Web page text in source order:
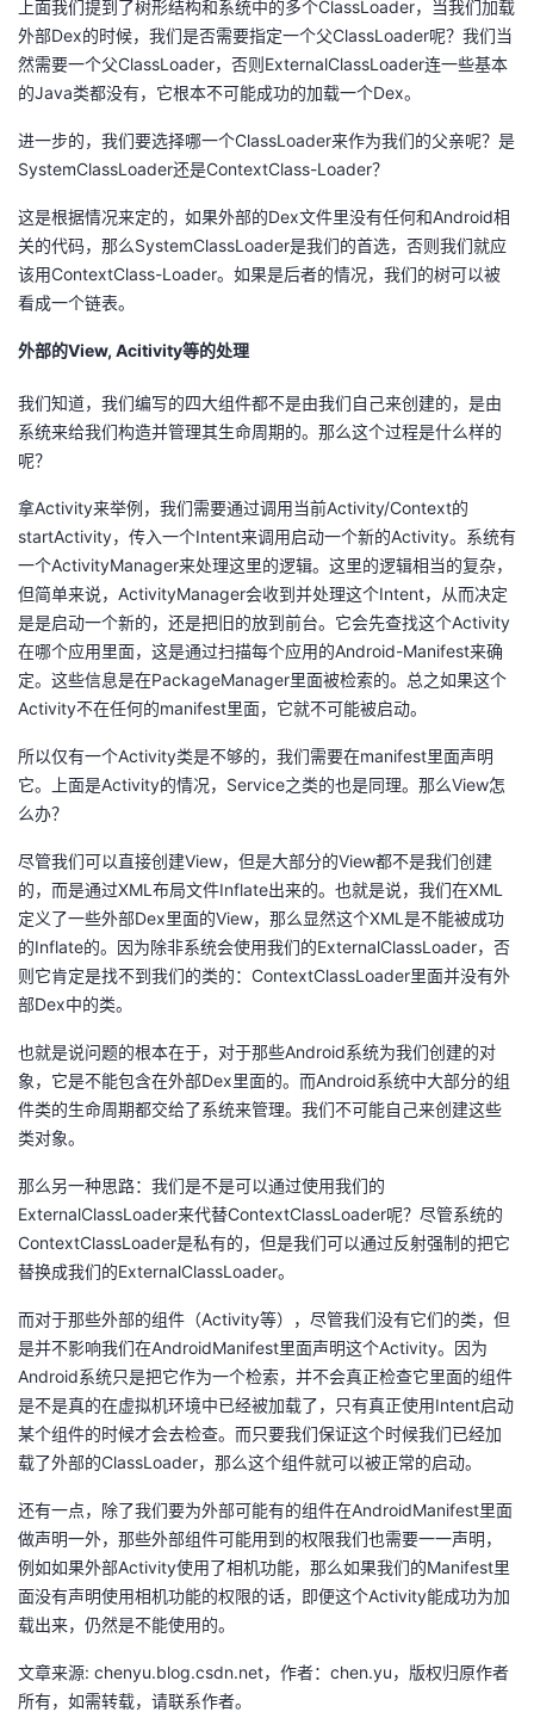
上面我们提到了树形结构和系统中的多个ClassLoader，当我们加载
外部Dex的时候，我们是否需要指定一个父ClassLoader呢？我们当
然需要一个父ClassLoader，否则ExternalClassLoader连一些基本
的Java类都没有，它根本不可能成功的加载一个Dex。
进一步的，我们要选择哪一个ClassLoader来作为我们的父亲呢？是
SystemClassLoader还是ContextClass-Loader？
这是根据情况来定的，如果外部的Dex文件里没有任何和Android相
关的代码，那么SystemClassLoader是我们的首选，否则我们就应
该用ContextClass-Loader。如果是后者的情况，我们的树可以被
看成一个链表。
外部的View, Acitivity等的处理
我们知道，我们编写的四大组件都不是由我们自己来创建的，是由
系统来给我们构造并管理其生命周期的。那么这个过程是什么样的
呢？
拿Activity来举例，我们需要通过调用当前Activity/Context的
startActivity，传入一个Intent来调用启动一个新的Activity。系统有
一个ActivityManager来处理这里的逻辑。这里的逻辑相当的复杂，
但简单来说，ActivityManager会收到并处理这个Intent，从而决定
是是启动一个新的，还是把旧的放到前台。它会先查找这个Activity
在哪个应用里面，这是通过扫描每个应用的Android-Manifest来确
定。这些信息是在PackageManager里面被检索的。总之如果这个
Activity不在任何的manifest里面，它就不可能被启动。
所以仅有一个Activity类是不够的，我们需要在manifest里面声明
它。上面是Activity的情况，Service之类的也是同理。那么View怎
么办？
尽管我们可以直接创建View，但是大部分的View都不是我们创建
的，而是通过XML布局文件Inflate出来的。也就是说，我们在XML
定义了一些外部Dex里面的View，那么显然这个XML是不能被成功
的Inflate的。因为除非系统会使用我们的ExternalClassLoader，否
则它肯定是找不到我们的类的：ContextClassLoader里面并没有外
部Dex中的类。
也就是说问题的根本在于，对于那些Android系统为我们创建的对
象，它是不能包含在外部Dex里面的。而Android系统中大部分的组
件类的生命周期都交给了系统来管理。我们不可能自己来创建这些
类对象。
那么另一种思路：我们是不是可以通过使用我们的
ExternalClassLoader来代替ContextClassLoader呢？尽管系统的
ContextClassLoader是私有的，但是我们可以通过反射强制的把它
替换成我们的ExternalClassLoader。
而对于那些外部的组件（Activity等），尽管我们没有它们的类，但
是并不影响我们在AndroidManifest里面声明这个Activity。因为
Android系统只是把它作为一个检索，并不会真正检查它里面的组件
是不是真的在虚拟机环境中已经被加载了，只有真正使用Intent启动
某个组件的时候才会去检查。而只要我们保证这个时候我们已经加
载了外部的ClassLoader，那么这个组件就可以被正常的启动。
还有一点，除了我们要为外部可能有的组件在AndroidManifest里面
做声明一外，那些外部组件可能用到的权限我们也需要一一声明，
例如如果外部Activity使用了相机功能，那么如果我们的Manifest里
面没有声明使用相机功能的权限的话，即便这个Activity能成功为加
载出来，仍然是不能使用的。
文章来源: chenyu.blog.csdn.net，作者：chen.yu，版权归原作者
所有，如需转载，请联系作者。